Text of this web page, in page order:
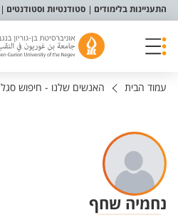
תפריט נגישות
התעניינות בלימודים סטודנטיות וסטודנטים
עמוד הבית האנשים שלנו - חיפוש סגל
נחמיה שחף